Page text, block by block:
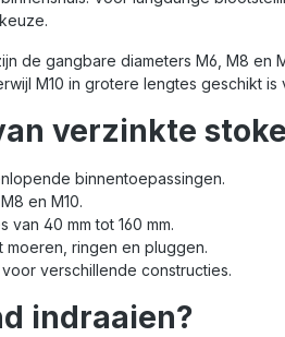
de gangbare diameters M6, M8 en
M10 in grotere lengtes geschikt
verzinkte
binnentoepassingen.
en M10.
van 40 mm tot 160 mm.
moeren, ringen en pluggen.
verschillende constructies.
indraaien?